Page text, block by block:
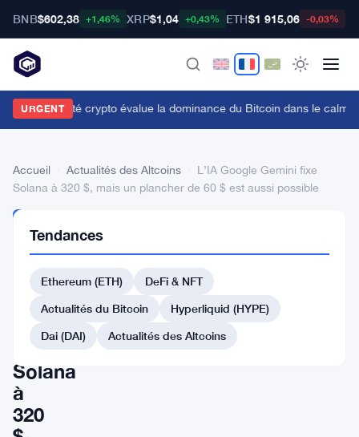
BNB$602,38 +1,46% XRP$1,04 +0,43% ETH$1 915,06 -0,03%
URGENT
communauté crypto évalue la dominance du Bitcoin dans le calme
Accueil Actualités des Altcoins
L’IA Google Gemini fixe
Solana à 320 $, mais un plancher de 60 $ est aussi possible
DES
ALTCOINS
L’IA
Google
Gemini
Solana
à
320
Tendances
Ethereum (ETH)
DeFi & NFT
Actualités du Bitcoin
Hyperliquid (HYPE)
Dai (DAI)
Actualités des Altcoins